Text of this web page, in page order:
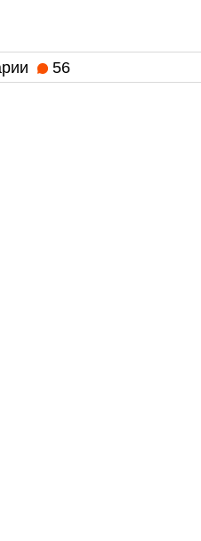
56